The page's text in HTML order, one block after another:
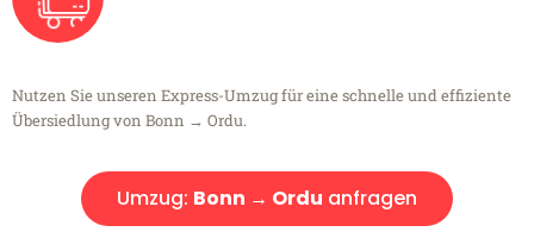
Nutzen Sie unseren Express-Umzug für eine schnelle und effiziente
Übersiedlung von Bonn → Ordu.
Umzug: Bonn → Ordu anfragen